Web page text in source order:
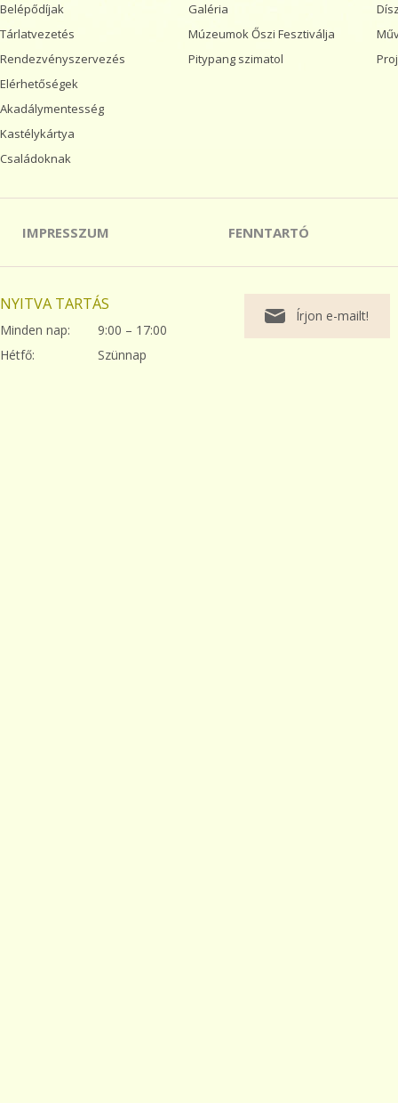
Belépődíjak
Tárlatvezetés
Rendezvényszervezés
Elérhetőségek
Akadálymentesség
Kastélykártya
Családoknak
Galéria
Múzeumok Őszi Fesztiválja
Pitypang szimatol
IMPRESSZUM FENNTARTÓ
NYITVA TARTÁS
Minden nap:
9:00 – 17:00
Hétfő:
Szünnap
Írjon e-mailt!